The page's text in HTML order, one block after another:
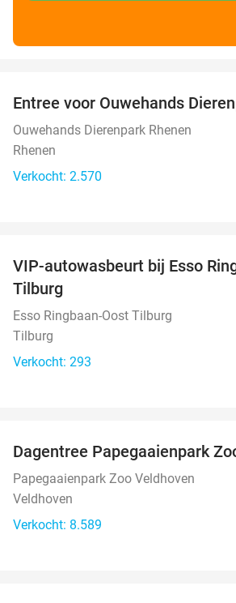
Entree voor Ouwehands
Ouwehands Dierenpark Rhenen
Rhenen
Verkocht: 2.570
VIP-autowasbeurt bij Esso
Tilburg
Esso Ringbaan-Oost Tilburg
Tilburg
Verkocht: 293
Dagentree Papegaaienpark
Papegaaienpark Zoo Veldhoven
Veldhoven
Verkocht: 8.589